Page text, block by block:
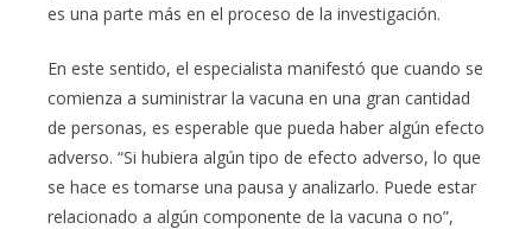
es una parte más en el proceso de la investigación.
En este sentido, el especialista manifestó que cuando se
comienza a suministrar la vacuna en una gran cantidad
de personas, es esperable que pueda haber algún efecto
adverso. “Si hubiera algún tipo de efecto adverso, lo que
se hace es tomarse una pausa y analizarlo. Puede estar
relacionado a algún componente de la vacuna o no”,